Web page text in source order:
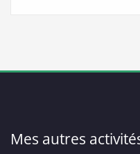
Mes autres